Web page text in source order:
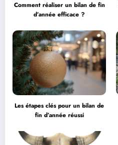
Comment réaliser un bilan de fin
d’année efficace ?
Les étapes clés pour un bilan de
fin d’année réussi